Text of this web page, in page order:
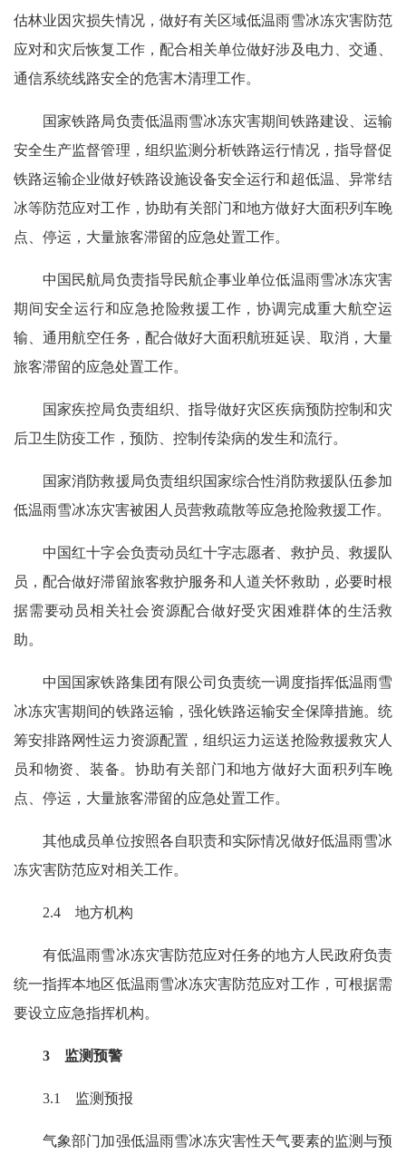
估林业因灾损失情况，做好有关区域低温雨雪冰冻灾害防范
应对和灾后恢复工作，配合相关单位做好涉及电力、交通、
通信系统线路安全的危害木清理工作。
国家铁路局负责低温雨雪冰冻灾害期间铁路建设、运输
安全生产监督管理，组织监测分析铁路运行情况，指导督促
铁路运输企业做好铁路设施设备安全运行和超低温、异常结
冰等防范应对工作，协助有关部门和地方做好大面积列车晚
点、停运，大量旅客滞留的应急处置工作。
中国民航局负责指导民航企事业单位低温雨雪冰冻灾害
期间安全运行和应急抢险救援工作，协调完成重大航空运
输、通用航空任务，配合做好大面积航班延误、取消，大量
旅客滞留的应急处置工作。
国家疾控局负责组织、指导做好灾区疾病预防控制和灾
后卫生防疫工作，预防、控制传染病的发生和流行。
国家消防救援局负责组织国家综合性消防救援队伍参加
低温雨雪冰冻灾害被困人员营救疏散等应急抢险救援工作。
中国红十字会负责动员红十字志愿者、救护员、救援队
员，配合做好滞留旅客救护服务和人道关怀救助，必要时根
据需要动员相关社会资源配合做好受灾困难群体的生活救
助。
中国国家铁路集团有限公司负责统一调度指挥低温雨雪
冰冻灾害期间的铁路运输，强化铁路运输安全保障措施。统
筹安排路网性运力资源配置，组织运力运送抢险救援救灾人
员和物资、装备。协助有关部门和地方做好大面积列车晚
点、停运，大量旅客滞留的应急处置工作。
其他成员单位按照各自职责和实际情况做好低温雨雪冰
冻灾害防范应对相关工作。
2.4 地方机构
有低温雨雪冰冻灾害防范应对任务的地方人民政府负责
统一指挥本地区低温雨雪冰冻灾害防范应对工作，可根据需
要设立应急指挥机构。
3 监测预警
3.1 监测预报
气象部门加强低温雨雪冰冻灾害性天气要素的监测与预